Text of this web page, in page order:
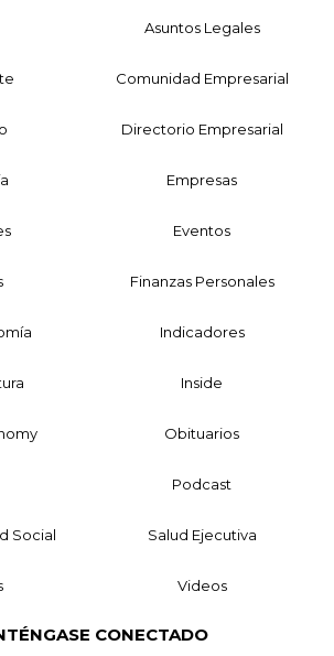
Asuntos Legales
Comunidad Empresarial
Directorio Empresarial
Empresas
Eventos
Finanzas Personales
Indicadores
Inside
Obituarios
Podcast
Social Salud Ejecutiva
Videos
CONECTADO